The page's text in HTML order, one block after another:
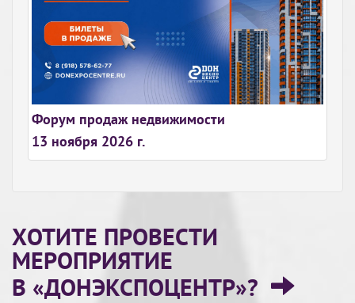
Форум продаж недвижимости
13 ноября 2026 г.
ХОТИТЕ ПРОВЕСТИ
МЕРОПРИЯТИЕ
В «ДОНЭКСПОЦЕНТР»?